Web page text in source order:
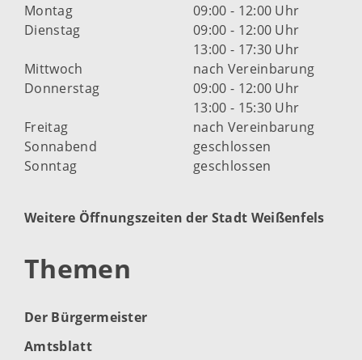
Montag
09:00 - 12:00 Uhr
Dienstag
09:00 - 12:00 Uhr
13:00 - 17:30 Uhr
Mittwoch
nach Vereinbarung
Donnerstag
09:00 - 12:00 Uhr
13:00 - 15:30 Uhr
Freitag
nach Vereinbarung
Sonnabend
geschlossen
Sonntag
geschlossen
Weitere Öffnungszeiten der Stadt Weißenfels
Themen
Der Bürgermeister
Amtsblatt